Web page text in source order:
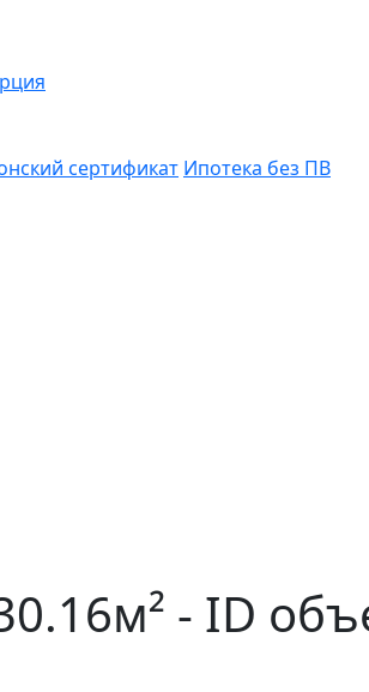
сертификат Ипотека без ПВ
- ID